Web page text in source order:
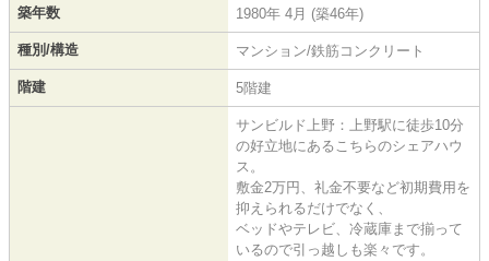
築年数 1980年 4月 (築46年)
種別/構造 マンション/鉄筋コンクリート
階建 5階建
サンビルド上野：上野駅に徒歩10分
の好立地にあるこちらのシェアハウ
ス。
敷金2万円、礼金不要など初期費用を
抑えられるだけでなく、
ベッドやテレビ、冷蔵庫まで揃って
いるので引っ越しも楽々です。